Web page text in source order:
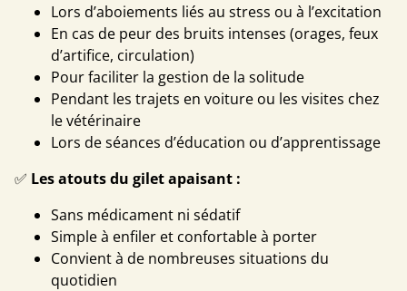
Lors d’aboiements liés au stress ou à l’excitation
En cas de peur des bruits intenses (orages, feux
d’artifice, circulation)
Pour faciliter la gestion de la solitude
Pendant les trajets en voiture ou les visites chez
le vétérinaire
Lors de séances d’éducation ou d’apprentissage
✅ Les atouts du gilet apaisant :
Sans médicament ni sédatif
Simple à enfiler et confortable à porter
Convient à de nombreuses situations du
quotidien